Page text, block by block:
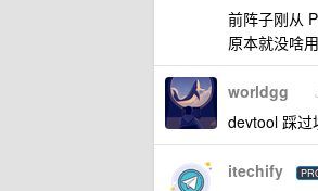
前阵子刚从
原本就没啥
worldgg
devtool 踩过
itechify